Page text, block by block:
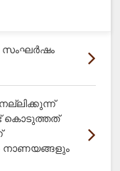
സംഘർഷം
കൊടുത്തത്
നാണയങ്ങളും